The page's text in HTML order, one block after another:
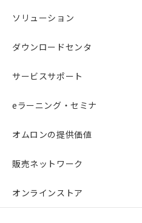
ソリューション
ダウンロードセンタ
サービスサポート
eラーニング・セミナ
オムロンの提供価値
販売ネットワーク
オンラインストア